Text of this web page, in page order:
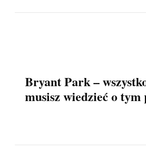
Bryant Park –
musisz wiedzieć o